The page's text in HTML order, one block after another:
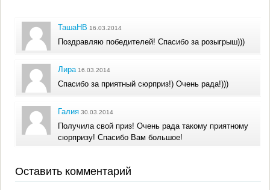
ТашаНВ 16.03.2014
Поздравляю победителей! Спасибо за розыгрыш)))
Лира16.03.2014
Спасибо за приятный сюрприз!) Очень рада!)))
Галия 30.03.2014
Получила свой приз! Очень рада такому приятному
сюрпризу! Спасибо Вам большое!
Оставить комментарий